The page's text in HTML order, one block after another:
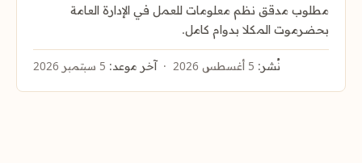
مطلوب مدقق نظم معلومات للعمل في الإدارة العامة
بحضرموت المكلا بدوام كامل.
نُشر: آخر موعد: